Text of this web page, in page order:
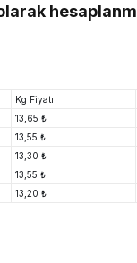
Kg Fiyatı
13,65 ₺
13,55 ₺
13,30 ₺
13,55 ₺
13,20 ₺